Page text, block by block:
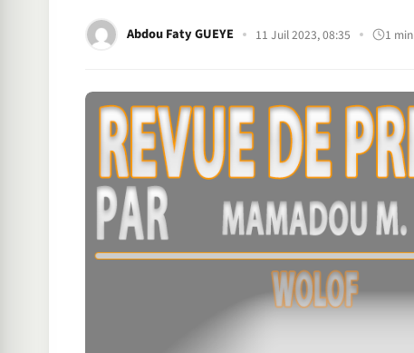
Abdou Faty GUEYE 11 Juil 2023, 08:35 1 min